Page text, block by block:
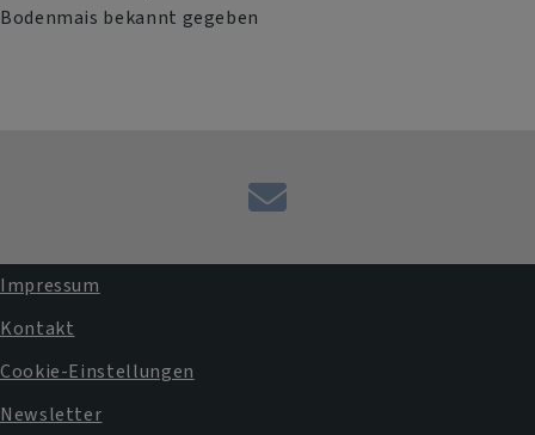
Bodenmais bekannt gegeben
Kontaktformular
Fußbereichsmenü
Impressum
Kontakt
Cookie-Einstellungen
Newsletter